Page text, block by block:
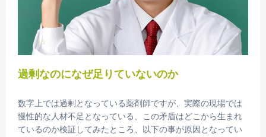
過剰なのになぜ足りていないのか
数字上では過剰となっている薬剤師ですが、実際の現場では
慢性的な人材不足となっている、この矛盾はどこから生まれ
ているのか検証してみたところ、以下の事が原因となってい